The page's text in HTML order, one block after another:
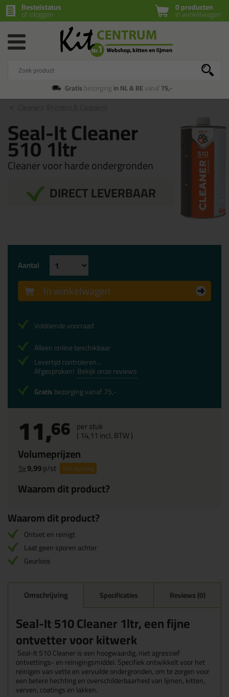
0 producten
in winkelwagen
Bestelstatus
of inloggen
Gratisbezorging in NL & BEvanaf75,-
Seal-It Cleaner
510 1ltr
Cleaner voor harde ondergronden
DIRECT LEVERBAAR
11,66 per stuk
( 14,11 incl. BTW )
Volumeprijzen
5x9,99p/st 14%korting
Waarom dit product?
Aantal
In winkelwagen
Voldoende voorraad
Alleen online beschikbaar
Levertijd controleren...
Afgesproken! Bekijk onze reviews
Gratisbezorging vanaf 75,-
Waarom dit product?
Ontvet en reinigt
Laat geen sporen achter
Geurloos
Omschrijving Specificaties Reviews (0)
Seal-It 510 Cleaner 1ltr, een fijne
ontvetter voor kitwerk
Seal-It 510 Cleaner is een hoogwaardig, niet agressief
ontvettings- en reinigingsmiddel. Specifiek ontwikkelt voor het
reinigen van vette en vervuilde ondergronden, om te zorgen voor
een betere hechting en overschilderbaarheid van lijmen, kitten,
verven, coatings en lakken.